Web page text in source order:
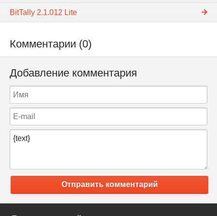
BitTally 2.1.012 Lite
Комментарии (0)
Добавление комментария
Отправить комментарий